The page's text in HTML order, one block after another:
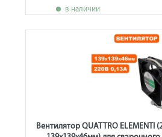
в наличии
Вентилятор QUATTRO ELEMENTI